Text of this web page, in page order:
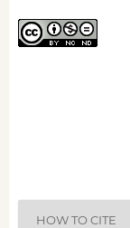
HOW TO CITE